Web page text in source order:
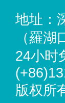
地址：
（羅湖
24小时
版权所